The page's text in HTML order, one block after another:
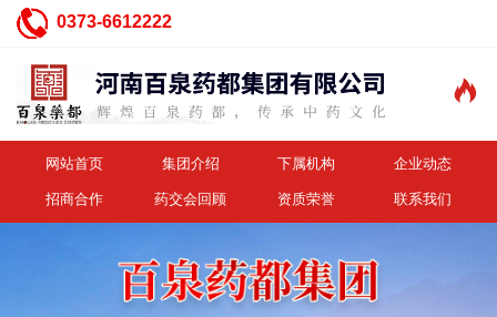
0373-6612222

网站首页 集团介绍 下属机构 企业动态
招商合作 药交会回顾 资质荣誉 联系我们